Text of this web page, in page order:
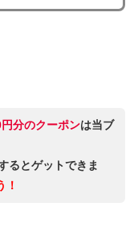
分のクーポンは当ブ
るとゲットできま
！